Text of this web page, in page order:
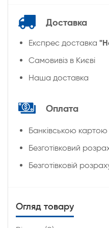
Доставка
Експрес доставка
Cамовивіз в Києві
Наша доставка
Оплата
Банківською картою
Безготівковий
Безготівковій
Огляд товару